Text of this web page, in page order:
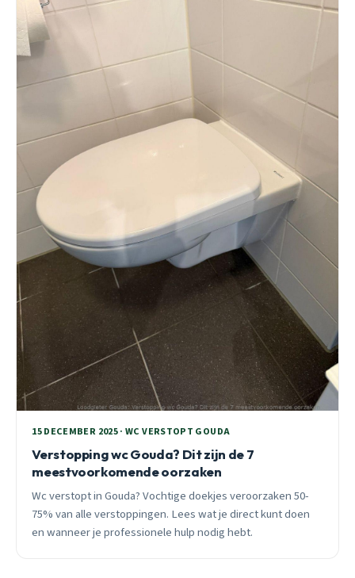
15 DECEMBER 2025 · WC VERSTOPT GOUDA
Verstopping wc Gouda? Dit zijn de 7
meestvoorkomende oorzaken
Wc verstopt in Gouda? Vochtige doekjes veroorzaken 50-
75% van alle verstoppingen. Lees wat je direct kunt doen
en wanneer je professionele hulp nodig hebt.